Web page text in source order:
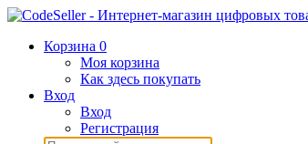
Корзина 0
Моя корзина
Как здесь покупать
Вход
Вход
Регистрация